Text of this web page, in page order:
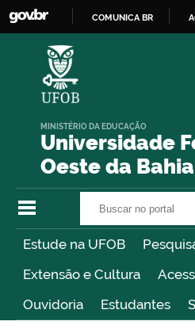
COMUNICA BR
Universidade
Oeste da Bahia
MINISTÉRIO DA EDUCAÇÃO
Estude na UFOB
Extensão e Cultura
Ouvidoria
Estudantes